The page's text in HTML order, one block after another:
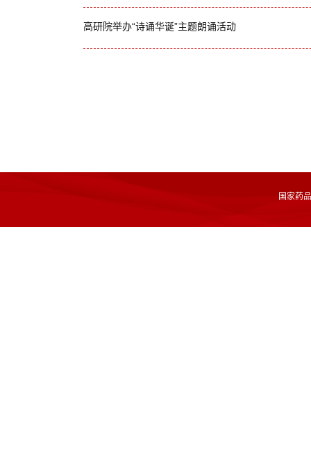
高研院举办“诗诵华诞”主题朗诵活动
国家药